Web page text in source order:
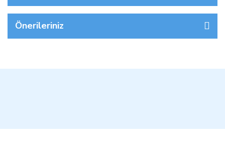
Önerileriniz